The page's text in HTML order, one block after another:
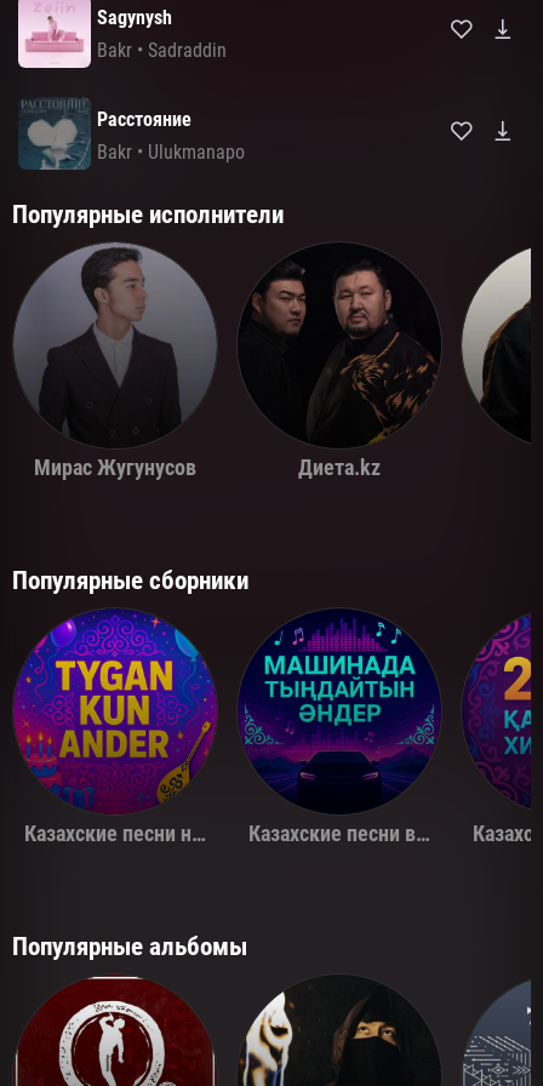
Кешір бара алмадым, ашуға салынба
Жасыңды төкпе, жақсы күндерің алдыда
Sagynysh
Bakr • Sadraddin
Расстояние
Bakr • Ulukmanapo
Популярные исполнители
Мирас Жугунусов Диета.kz
Популярные сборники
Казахские песни на день рождения Казахские песни в машину
Популярные альбомы